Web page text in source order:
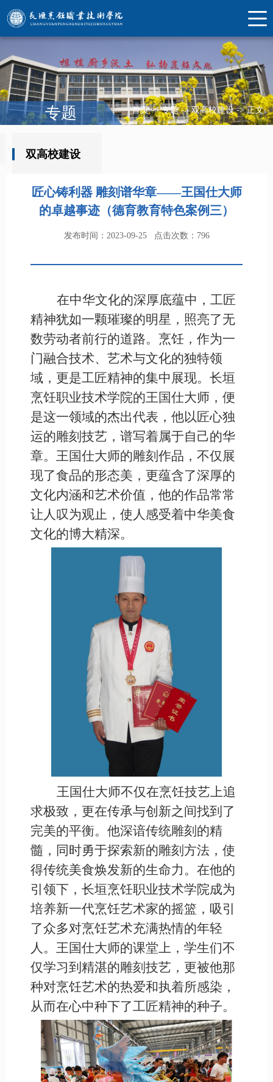
首页 -> 专题 -> 双高校建设 -> 正文
专题
双高校建设
匠心铸利器 雕刻谱华章——王国仕大师
的卓越事迹（德育教育特色案例三）
发布时间：2023-09-25 点击次数： 796
在中华文化的深厚底蕴中，工匠
精神犹如一颗璀璨的明星，照亮了无
数劳动者前行的道路。烹饪，作为一
门融合技术、艺术与文化的独特领
域，更是工匠精神的集中展现。长垣
烹饪职业技术学院的王国仕大师，便
是这一领域的杰出代表，他以匠心独
运的雕刻技艺，谱写着属于自己的华
章。王国仕大师的雕刻作品，不仅展
现了食品的形态美，更蕴含了深厚的
文化内涵和艺术价值，他的作品常常
让人叹为观止，使人感受着中华美食
文化的博大精深。
王国仕大师不仅在烹饪技艺上追
求极致，更在传承与创新之间找到了
完美的平衡。他深谙传统雕刻的精
髓，同时勇于探索新的雕刻方法，使
得传统美食焕发新的生命力。在他的
引领下，长垣烹饪职业技术学院成为
培养新一代烹饪艺术家的摇篮，吸引
了众多对烹饪艺术充满热情的年轻
人。王国仕大师的课堂上，学生们不
仅学习到精湛的雕刻技艺，更被他那
种对烹饪艺术的热爱和执着所感染，
从而在心中种下了工匠精神的种子。